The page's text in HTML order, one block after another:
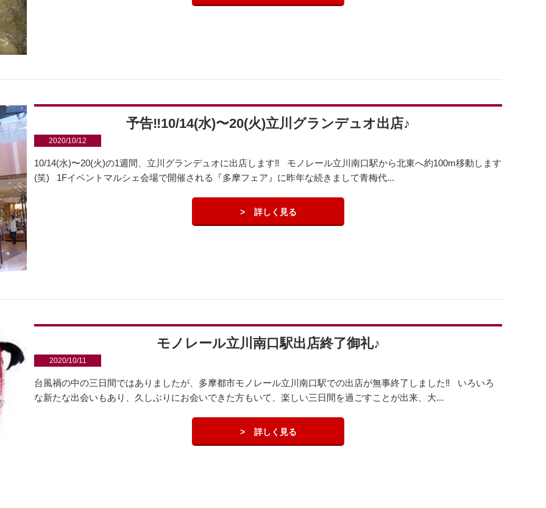
予告‼︎10/14(水)〜20(火)立川グランデュオ出店♪
2020/10/12
10/14(水)〜20(火)の1週間、立川グランデュオに出店します‼️ モノレール立川南口駅から北東へ約100m移動します
(笑) 1Fイベントマルシェ会場で開催される『多摩フェア』に昨年な続きまして青梅代...
詳しく見る
モノレール立川南口駅出店終了御礼♪
2020/10/11
台風禍の中の三日間ではありましたが、多摩都市モノレール立川南口駅での出店が無事終了しました‼️ いろいろ
な新たな出会いもあり、久しぶりにお会いできた方もいて、楽しい三日間を過ごすことが出来、大...
詳しく見る